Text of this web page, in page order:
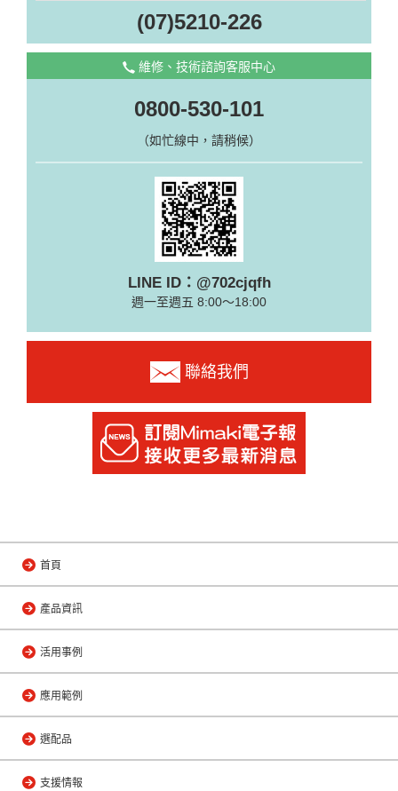
(07)5210-226
維修、技術諮詢客服中心
0800-530-101
（如忙線中，請稍候）
LINE ID：@702cjqfh
週一至週五 8:00～18:00
聯絡我們
首頁
產品資訊
活用事例
應用範例
選配品
支援情報